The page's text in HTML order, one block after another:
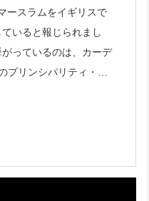
ースラムをイギリスで
いると報じられまし
っているのは、カーデ
プリンシパリティ・ス